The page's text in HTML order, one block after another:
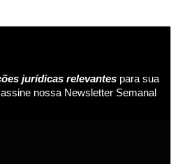
jurídicas relevantes para sua
nossa Newsletter Semanal